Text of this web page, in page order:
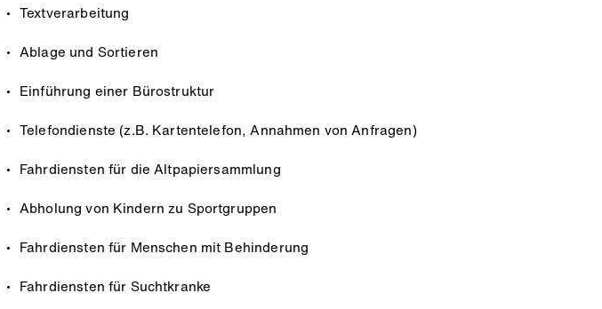
Textverarbeitung
Ablage und Sortieren
Einführung einer Bürostruktur
Telefondienste (z.B. Kartentelefon, Annahmen von Anfragen)
Fahrdiensten für die Altpapiersammlung
Abholung von Kindern zu Sportgruppen
Fahrdiensten für Menschen mit Behinderung
Fahrdiensten für Suchtkranke